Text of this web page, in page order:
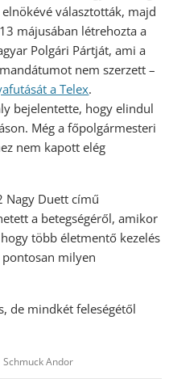
választották, majd
májusában létrehozta a
Polgári Pártját, ami a
nem szerzett –
a Telex.
bejelentette, hogy elindul
Még a főpolgármesteri
nem kapott elég
Nagy Duett című
a betegségéről, amikor
több életmentő kezelés
milyen
de mindkét feleségétől
Schmuck Andor